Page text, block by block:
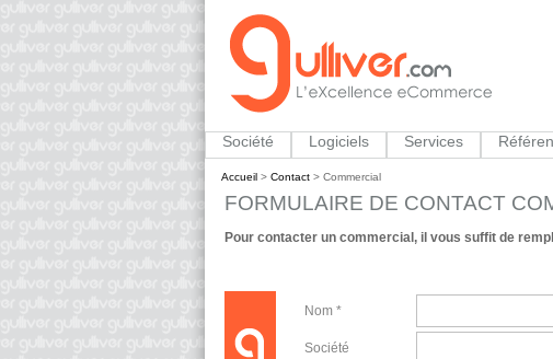
Société Logiciels Services
Accueil > Contact > Commercial
FORMULAIRE DE CONTACT
Pour contacter un commercial, il vous suffit de
Nom *
Société